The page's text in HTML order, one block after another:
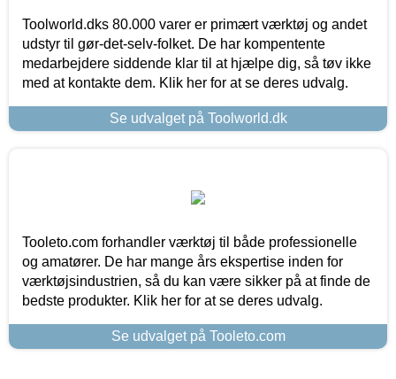
Toolworld.dks 80.000 varer er primært værktøj og andet
udstyr til gør-det-selv-folket. De har kompentente
medarbejdere siddende klar til at hjælpe dig, så tøv ikke
med at kontakte dem. Klik her for at se deres udvalg.
Se udvalget på Toolworld.dk
Tooleto.com forhandler værktøj til både professionelle
og amatører. De har mange års ekspertise inden for
værktøjsindustrien, så du kan være sikker på at finde de
bedste produkter. Klik her for at se deres udvalg.
Se udvalget på Tooleto.com